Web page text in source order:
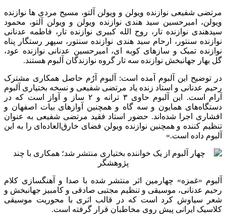
مرتضی شفیعی نوازنده ویولن و ویولن آلتو، مسیح مردی ها نوازنده
ویولن، امیرحسین سید هندی نوازنده ویولن و ویولن آلتو، محمود
سیدهندی نوازنده تار، روح الله کبیری نوازنده تار، فاطمه عدنانی
نوازنده سنتور، ارحام سید هندی نوازنده سنتور، سپهر رستگار پناه
نوازنده تمبک و سازهای کوبه ای، امیرحسین عدنانی نوازنده عود،
گل بهار جهانبخش نوازنده سه تار گروه نوازندگان آلبوم هستند.
در توضیح این آلبوم آمده است: آلبوم آرُم حاصل همکاری مشترک
رحیم عدنانی و استاد زنده یاد مرتضی شفیعی و نسخه بختیاری آلبوم
آرام است. این آلبوم حاوی ۳ ترانه و ۲ ساز و آواز است که در
دستگاه‌های همایون و سه گاه و همچنین آوازهای بیات اصفهان و
افشاری اجرا شده‌اند. حضور استاد فقید مرتضی شفیعی به عنوان
تنظیم کننده و همچنین نوازنده ویولن فضای خارق‌العاده‌ای را به این
آلبوم داده است.»
آلبوم «غمزه» چهارمین اثر منتشر شده با صدا و آهنگسازی کلام
رحیم عدنانی، موسیقی و تنظیم مجتبی صادقی و کامبیز جهانبخش و
شعر سیاوش کرد است که در قالب اثری با محوریت موسیقی
کلاسیک ایرانی پیش روی مخاطبان قرار گرفته است.